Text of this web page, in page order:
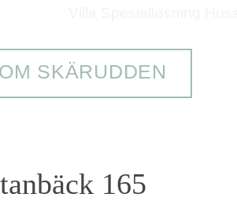
SKÄRUDDEN
165